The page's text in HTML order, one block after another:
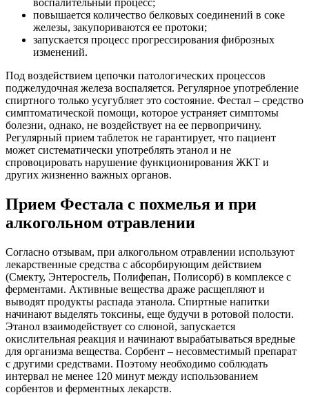
воспалительный процесс;
повышается количество белковых соединений в соке
железы, закупориваются ее протоки;
запускается процесс прогрессирования фиброзных
изменений.
Под воздействием цепочки патологических процессов
поджелудочная железа воспаляется. Регулярное употребление
спиртного только усугубляет это состояние. Фестал – средство
симптоматической помощи, которое устраняет симптомы
болезни, однако, не воздействует на ее первопричину.
Регулярный прием таблеток не гарантирует, что пациент
может систематически употреблять этанол и не
спровоцировать нарушение функционирования ЖКТ и
других жизненно важных органов.
Прием Фестала с похмелья и при
алкогольном отравлении
Согласно отзывам, при алкогольном отравлении используют
лекарственные средства с абсорбирующим действием
(Смекту, Энтеросгель, Полифепан, Полисорб) в комплексе с
ферментами. Активные вещества драже расщепляют и
выводят продукты распада этанола. Спиртные напитки
начинают выделять токсины, еще будучи в ротовой полости.
Этанол взаимодействует со слюной, запускается
окислительная реакция и начинают вырабатываться вредные
для организма вещества. Сорбент – несовместимый препарат
с другими средствами. Поэтому необходимо соблюдать
интервал не менее 120 минут между использованием
сорбентов и ферментных лекарств.